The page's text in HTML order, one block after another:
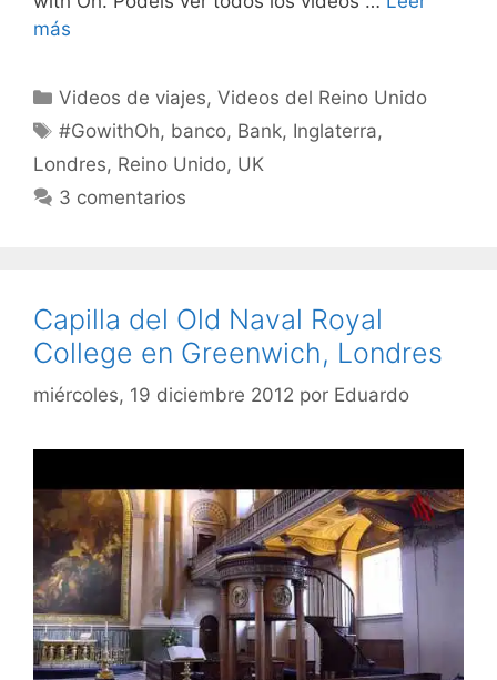
más
Categorías
Videos de viajes,Videos del Reino Unido
Etiquetas
#GowithOh, banco, Bank, Inglaterra,
Londres, Reino Unido, UK
3 comentarios
Capilla del Old Naval Royal
College en Greenwich, Londres
miércoles, 19 diciembre 2012 por Eduardo